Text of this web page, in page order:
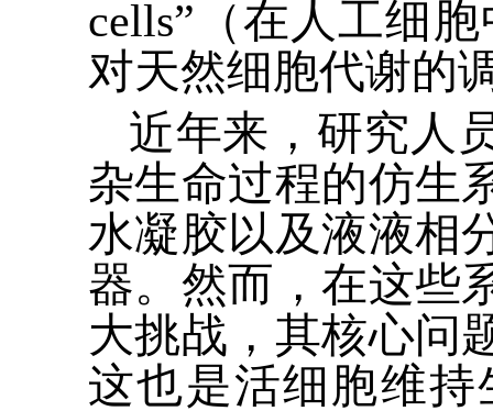
cells” （在人工细
对天然细胞代谢的
近年来，研究人
杂生命过程的仿生
水凝胶以及液液相
器。然而，在这些
大挑战，其核心问
这也是活细胞维